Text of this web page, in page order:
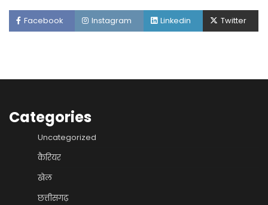
Facebook Instagram Linkedin Twitter
Categories
Uncategorized
कैरियर
खेल
छत्तीसगढ़